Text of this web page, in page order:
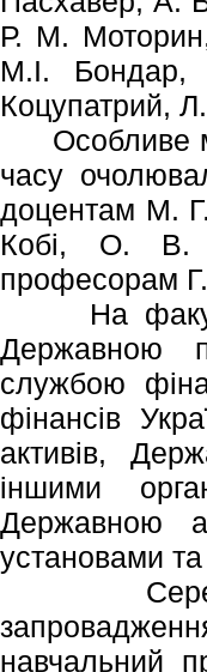
Р. М.
М.І. Бондар,
Коцупатрий,
Особливе
часу
доцентам М.
Кобі, О. В.
професорам
На
Державною
службою
фінансів
активів,
іншими
Державною
установами та
Серед
навчальний